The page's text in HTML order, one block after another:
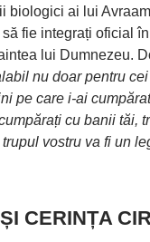
biologici ai lui
fie integrați oficial
lui Dumnezeu.
nu doar pentru
pe care i-ai
cu banii tăi,
vostru va fi un
CERINȚA